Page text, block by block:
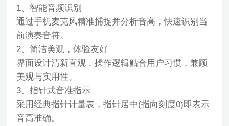
1、智能音频识别
通过手机麦克风精准捕捉并分析音高，快速识别当
前演奏音符。
2、简洁美观，体验友好
界面设计清新直观，操作逻辑贴合用户习惯，兼顾
美观与实用性。
3、指针式音准指示
采用经典指针计量表，指针居中(指向刻度0)即表示
音高准确。